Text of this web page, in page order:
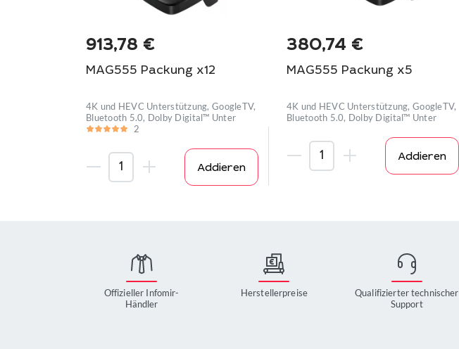
913,78 €
MAG555 Packung x12
4K und HEVC Unterstützung, GoogleTV,
Bluetooth 5.0, Dolby Digital™ Unter
2
Addieren
380,74 €
MAG555 Packung x5
4K und HEVC Unterstützung, GoogleTV,
Bluetooth 5.0, Dolby Digital™ Unter
Addieren
Offizieller Infomir-
Händler
Herstellerpreise
Qualifizierter technischer
Support